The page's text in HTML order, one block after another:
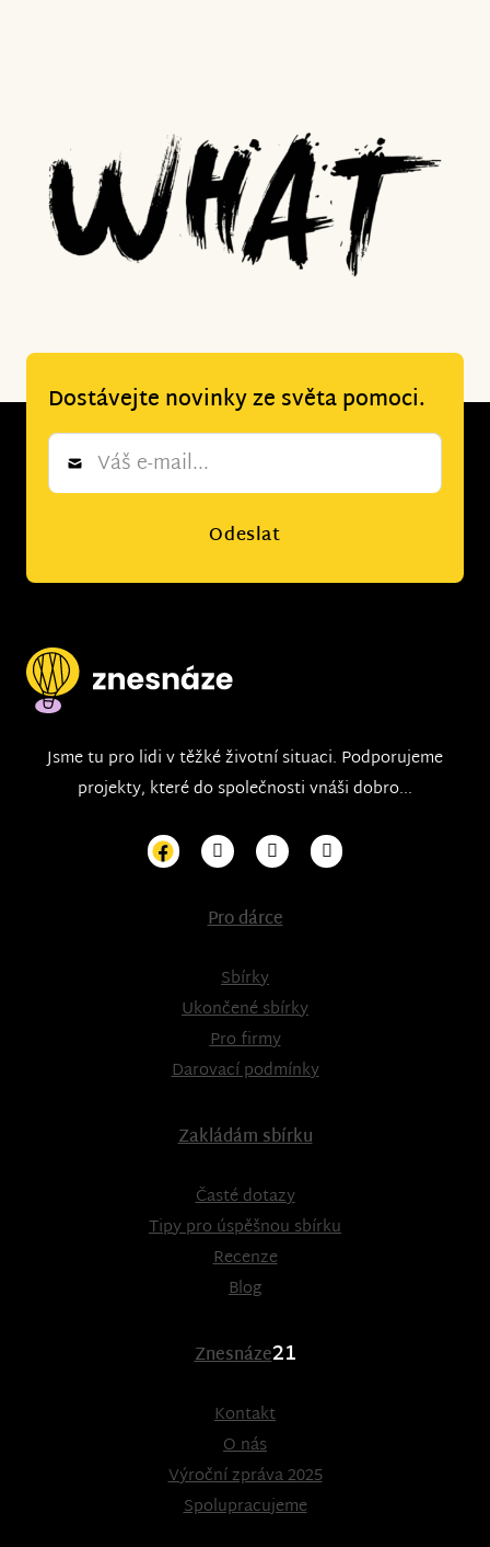
Dostávejte novinky ze světa pomoci.
Newsletter
Odeslat
Jsme tu pro lidi v těžké životní situaci. Podporujeme
projekty, které do společnosti vnáši dobro...
Pro dárce
Sbírky
Ukončené sbírky
Pro firmy
Darovací podmínky
Zakládám sbírku
Časté dotazy
Tipy pro úspěšnou sbírku
Recenze
Blog
Znesnáze21
Kontakt
O nás
Výroční zpráva 2025
Spolupracujeme